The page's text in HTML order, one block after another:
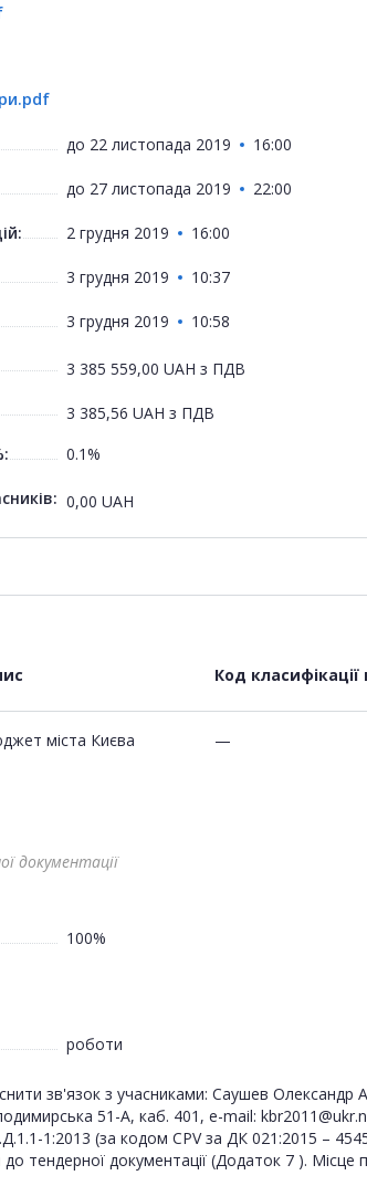
до 22 листопада 2019 16:00
до 27 листопада 2019 22:00
2 грудня 2019 16:00
3 грудня 2019 10:37
3 грудня 2019 10:58
3 385 559,00 UAH з ПДВ
3 385,56 UAH з ПДВ
0.1%
0,00 UAH
Код класифікації
міста Києва —
документації
100%
роботи
зв'язок з учасниками: Саушев Олександр
51-А, каб. 401, e-mail:
1:2013 (за кодом CPV за ДК 021:2015 –
тендерної документації (Додаток 7 ).